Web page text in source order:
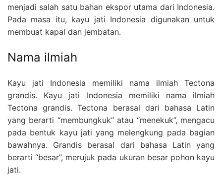
menjadi salah satu bahan ekspor utama dari Indonesia.
Pada masa itu, kayu jati Indonesia digunakan untuk
membuat kapal dan jembatan.
Nama ilmiah
Kayu jati Indonesia memiliki nama ilmiah Tectona
grandis. Kayu jati Indonesia memiliki nama ilmiah
Tectona grandis. Tectona berasal dari bahasa Latin
yang berarti “membungkuk” atau “menekuk”, mengacu
pada bentuk kayu jati yang melengkung pada bagian
bawahnya. Grandis berasal dari bahasa Latin yang
berarti “besar”, merujuk pada ukuran besar pohon kayu
jati.